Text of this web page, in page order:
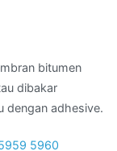
bitumen
dibakar
dengan adhesive.